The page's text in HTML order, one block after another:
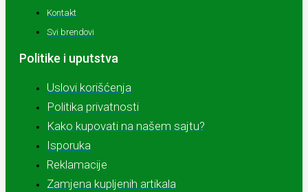
Kontakt
Svi brendovi
Politike i uputstva
Uslovi korišćenja
Politika privatnosti
Kako kupovati na našem sajtu?
Isporuka
Reklamacije
Zamjena kupljenih artikala